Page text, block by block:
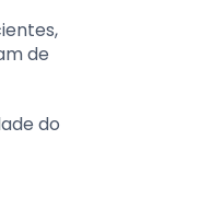
de
do